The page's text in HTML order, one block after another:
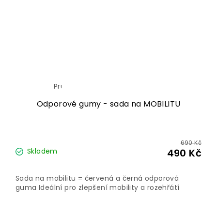
Průměrné
produktu
je
Odporové gumy - sada na MOBILITU
Skladem
690 Kč
490 Kč
Sada na mobilitu = červená a černá odporová
guma Ideální pro zlepšení mobility a rozehřátí